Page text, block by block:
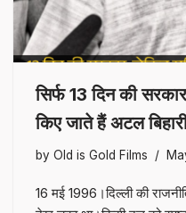
सिर्फ 13 दिन की
किए जाते हैं अटल
by Old is Gold Films
16 मई 1996।दिल्ली की